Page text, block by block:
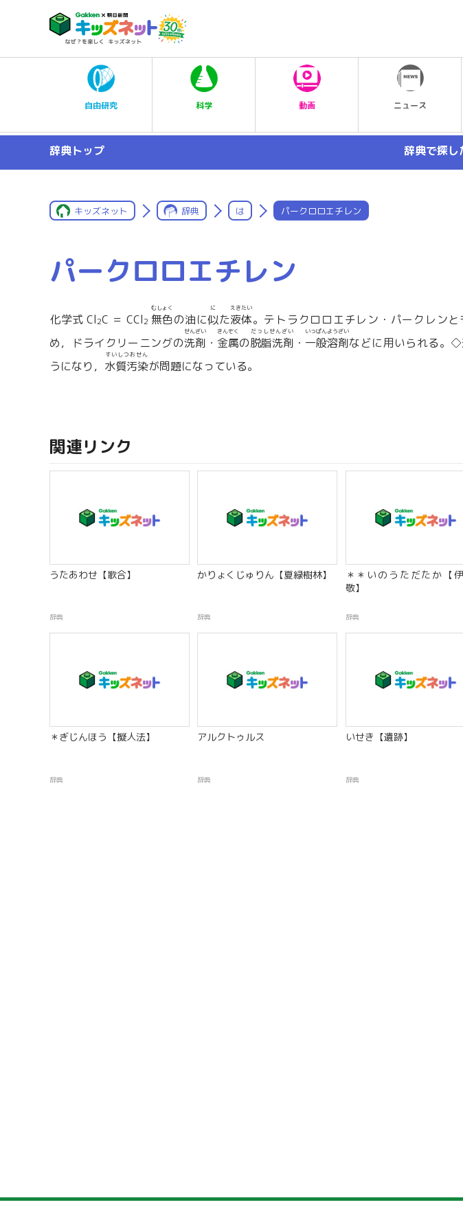
自由研究 科学 動画 ニュース
辞典トップ 辞典で探し
キッズネット 辞典 は パークロロエチレン
パークロロエチレン
化学式 Cl2C ＝ CCl2 無色
むしょく
の油に似
に
た液体
えきたい
。テトラクロロエチレン・パークレンと
め，ドライクリーニングの洗剤
せんざい
・ 金属
きんぞく
の脱脂洗剤
だっしせんざい
・ 一般
いっぱん
溶剤
ようざい
などに用いられる。
うになり， 水質汚染
すいしつおせん
が問題になっている。
関連リンク
うたあわせ【歌合】
辞典
かりょくじゅりん【夏緑樹林】
辞典
＊＊いのうただたか【
敬】
辞典
＊ぎじんほう【擬人法】
辞典
アルクトゥルス
辞典
いせき【遺跡】
辞典